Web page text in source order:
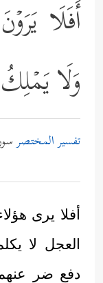
أَفَلَا
وَلَا
تفسير المختصر
أفلا يرى
العجل لا
دفع ضر